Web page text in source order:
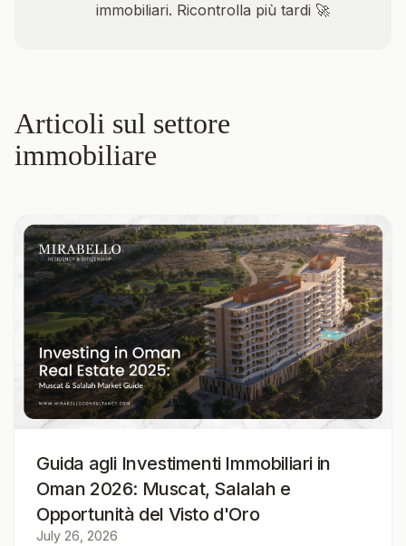
immobiliari. Ricontrolla più tardi 🚀
Articoli sul settore
immobiliare
Guida agli Investimenti Immobiliari in
Oman 2026: Muscat, Salalah e
Opportunità del Visto d'Oro
July 26, 2026